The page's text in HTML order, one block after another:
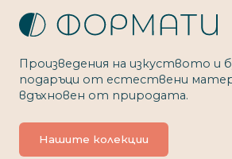
Произведения на изкуството и
подаръци от естествени
вдъхновен от природата.
Нашите колекции